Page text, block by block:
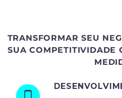
TRANSFORMAR SEU
SUA COMPETITIVIDADE